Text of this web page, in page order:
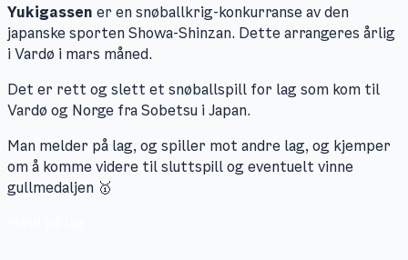
Yukigassen er en snøballkrig-konkurranse av den
japanske sporten Showa-Shinzan. Dette arrangeres årlig
i Vardø i mars måned.
Det er rett og slett et snøballspill for lag som kom til
Vardø og Norge fra Sobetsu i Japan.
Man melder på lag, og spiller mot andre lag, og kjemper
om å komme videre til sluttspill og eventuelt vinne
gullmedaljen 🥇